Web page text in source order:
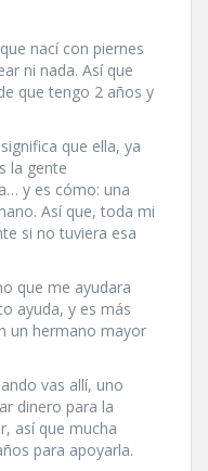
nací­ con piernes
ni nada. Así­ que
que tengo 2 años y
que ella, ya
la gente
y es cómo: una
Así­ que, toda mi
si no tuviera esa
que me ayudara
ayuda, y es más
un hermano mayor
vas allí­, uno
dinero para la
así­ que mucha
para apoyarla.